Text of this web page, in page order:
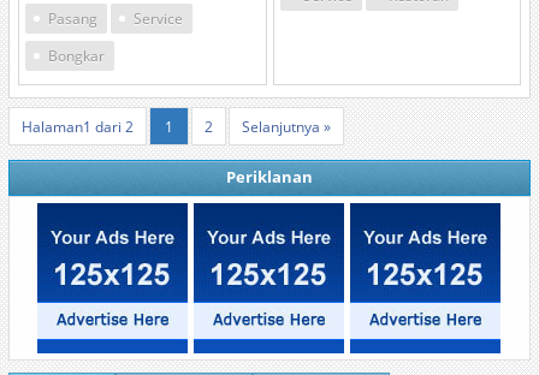
Pasang
Service
Bongkar
Halaman1 dari 2 1 2 Selanjutnya »
Periklanan